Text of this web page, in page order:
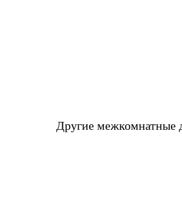
Другие межкомнатные